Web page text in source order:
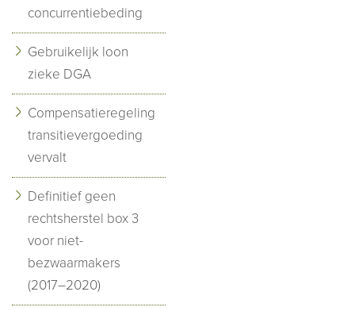
concurrentiebeding
Gebruikelijk loon
zieke DGA
Compensatieregeling
transitievergoeding
vervalt
Definitief geen
rechtsherstel box 3
voor niet-
bezwaarmakers
(2017–2020)